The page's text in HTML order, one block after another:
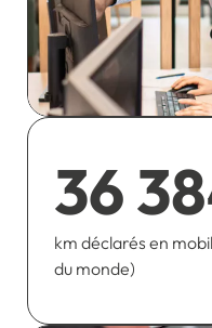
36
km déclarés en
du monde)